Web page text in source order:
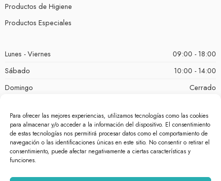
Para ofrecer las mejores experiencias, utilizamos tecnologías como las cookies
para almacenar y/o acceder a la información del dispositivo. El consentimiento
de estas tecnologías nos permitirá procesar datos como el comportamiento de
navegación o las identificaciones únicas en este sitio. No consentir o retirar el
consentimiento, puede afectar negativamente a ciertas características y
funciones.
Productos de Higiene
Productos Especiales
Lunes - Viernes
09:00 - 18:00
Sábado
10:00 - 14:00
Domingo
Cerrado